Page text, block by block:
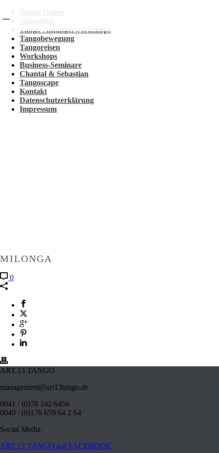
Tango-Anfängerworkshops
Tangobewegung
Tangoreisen
Workshops
Business-Seminare
Chantal & Sebastian
Tangoscape
Kontakt
Datenschutzerklärung
Impressum
MILONGA
0
ART.13 TANGO
management@art13tango.de
0041 / (0)78 242 6456
0049 / (0)176 659 64 2 64
Social Media
ART.13 TANGO auf FACEBOOK